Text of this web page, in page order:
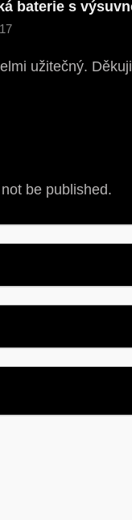
baterie s
užitečný.
be published.